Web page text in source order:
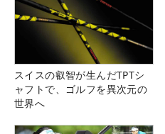
スイスの叡智が生んだTPTシ
ャフトで、ゴルフを異次元の
世界へ